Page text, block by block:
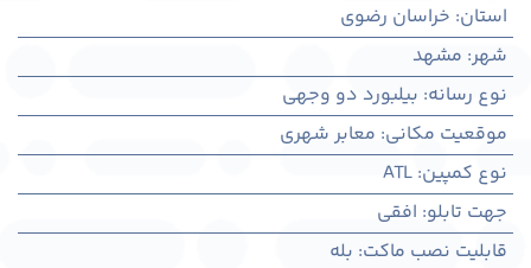
استان: خراسان رضوی
شهر: مشهد
نوع رسانه: بیلبورد دو وجهی
موقعیت مکانی: معابر شهری
نوع کمپین:
ATL
جهت تابلو: افقی
قابلیت نصب ماکت: بله